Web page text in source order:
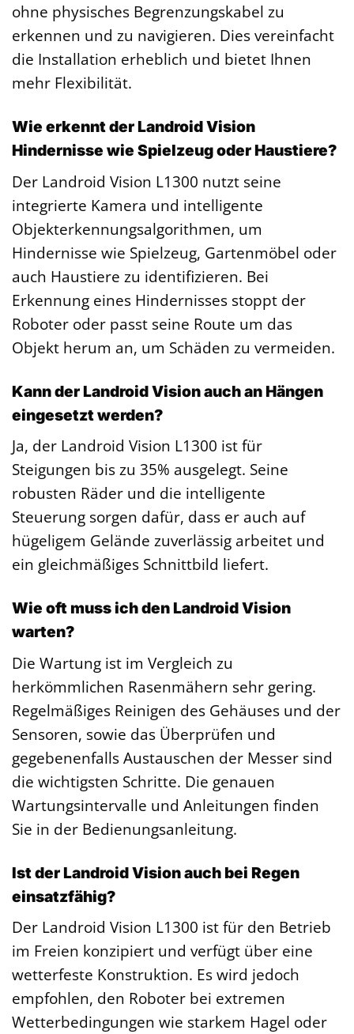
ohne physisches Begrenzungskabel zu
erkennen und zu navigieren. Dies vereinfacht
die Installation erheblich und bietet Ihnen
mehr Flexibilität.
Wie erkennt der Landroid Vision
Hindernisse wie Spielzeug oder Haustiere?
Der Landroid Vision L1300 nutzt seine
integrierte Kamera und intelligente
Objekterkennungsalgorithmen, um
Hindernisse wie Spielzeug, Gartenmöbel oder
auch Haustiere zu identifizieren. Bei
Erkennung eines Hindernisses stoppt der
Roboter oder passt seine Route um das
Objekt herum an, um Schäden zu vermeiden.
Kann der Landroid Vision auch an Hängen
eingesetzt werden?
Ja, der Landroid Vision L1300 ist für
Steigungen bis zu 35% ausgelegt. Seine
robusten Räder und die intelligente
Steuerung sorgen dafür, dass er auch auf
hügeligem Gelände zuverlässig arbeitet und
ein gleichmäßiges Schnittbild liefert.
Wie oft muss ich den Landroid Vision
warten?
Die Wartung ist im Vergleich zu
herkömmlichen Rasenmähern sehr gering.
Regelmäßiges Reinigen des Gehäuses und der
Sensoren, sowie das Überprüfen und
gegebenenfalls Austauschen der Messer sind
die wichtigsten Schritte. Die genauen
Wartungsintervalle und Anleitungen finden
Sie in der Bedienungsanleitung.
Ist der Landroid Vision auch bei Regen
einsatzfähig?
Der Landroid Vision L1300 ist für den Betrieb
im Freien konzipiert und verfügt über eine
wetterfeste Konstruktion. Es wird jedoch
empfohlen, den Roboter bei extremen
Wetterbedingungen wie starkem Hagel oder